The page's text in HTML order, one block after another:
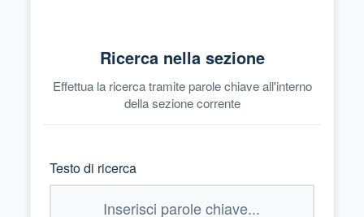
Ricerca nella sezione
Effettua la ricerca tramite parole chiave all'interno
della sezione corrente
Testo di ricerca